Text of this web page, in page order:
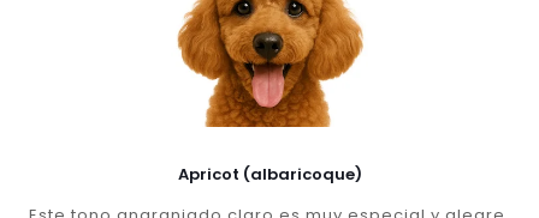
Apricot (albaricoque)